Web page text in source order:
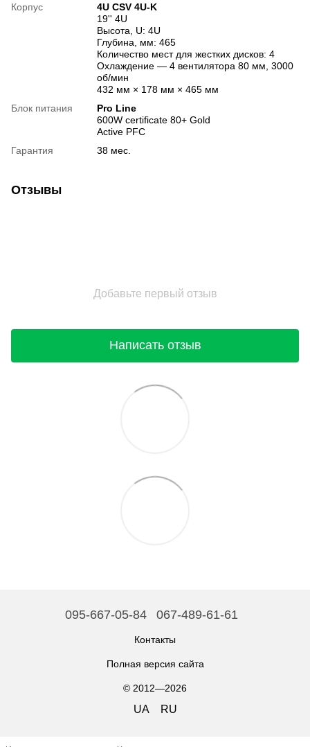
Корпус
4U CSV 4U-K
19'' 4U
Высота, U: 4U
Глубина, мм: 465
Количество мест для жестких дисков: 4
Охлаждение — 4 вентилятора 80 мм, 3000
об/мин
432 мм × 178 мм × 465 мм
Блок питания
Pro Line
600W certificate 80+ Gold
Active PFC
Гарантия
38 мес.
Отзывы
Добавьте первый отзыв
Написать отзыв
095-667-05-84 067-489-61-61
Контакты
Полная версия сайта
© 2012—2026
UA RU